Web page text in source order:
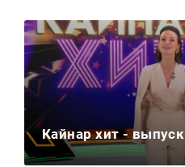
Кайнар хит -